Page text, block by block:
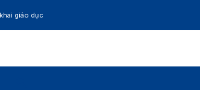
giáo dục